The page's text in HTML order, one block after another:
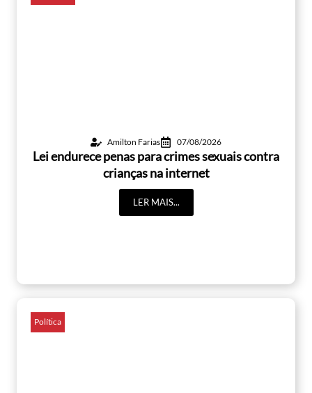
Amilton Farias 07/08/2026
Lei endurece penas para crimes sexuais contra
crianças na internet
LER MAIS...
Política